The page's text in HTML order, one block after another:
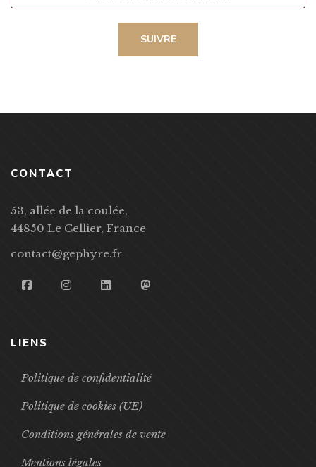
SUIVRE
CONTACT
53, allée de la coulée,
44850 Le Cellier, France
contact@gephyre.fr
LIENS
Politique de confidentialité
Politique de cookies (UE)
Conditions générales de vente
Mentions légales